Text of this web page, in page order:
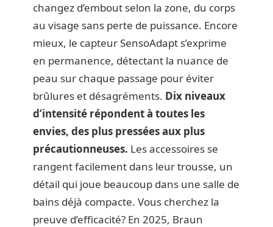
changez d’embout selon la zone, du corps
au visage sans perte de puissance. Encore
mieux, le capteur SensoAdapt s’exprime
en permanence, détectant la nuance de
peau sur chaque passage pour éviter
brûlures et désagréments. Dix niveaux
d’intensité répondent à toutes les
envies, des plus pressées aux plus
précautionneuses. Les accessoires se
rangent facilement dans leur trousse, un
détail qui joue beaucoup dans une salle de
bains déjà compacte. Vous cherchez la
preuve d’efficacité? En 2025, Braun